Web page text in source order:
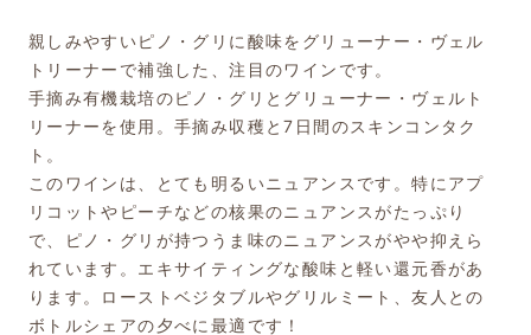
親しみやすいピノ・グリに酸味をグリューナー・ヴェル
トリーナーで補強した、注目のワインです。
手摘み有機栽培のピノ・グリとグリューナー・ヴェルト
リーナーを使用。手摘み収穫と7日間のスキンコンタク
ト。
このワインは、とても明るいニュアンスです。特にアプ
リコットやピーチなどの核果のニュアンスがたっぷり
で、ピノ・グリが持つうま味のニュアンスがやや抑えら
れています。エキサイティングな酸味と軽い還元香があ
ります。ローストベジタブルやグリルミート、友人との
ボトルシェアの夕べに最適です！